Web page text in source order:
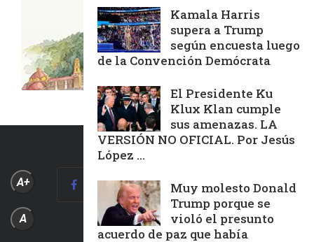
Kamala Harris
supera a Trump
según encuesta luego
de la Convención Demócrata
El Presidente Ku
Klux Klan cumple
sus amenazas. LA
VERSIÓN NO OFICIAL. Por Jesús
López ...
Muy molesto Donald
Trump porque se
violó el presunto
acuerdo de paz que había
A+
A